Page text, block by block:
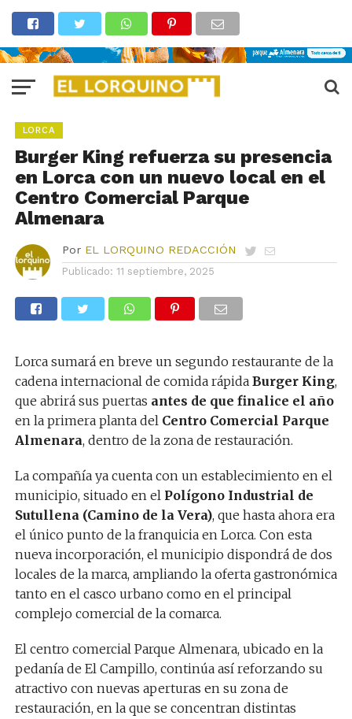
LORCA
Burger King refuerza su presencia
en Lorca con un nuevo local en el
Centro Comercial Parque
Almenara
Por EL LORQUINO REDACCIÓN
Publicado: 11 septiembre, 2025
Lorca sumará en breve un segundo restaurante de la
cadena internacional de comida rápida Burger King,
que abrirá sus puertas antes de que finalice el año
en la primera planta del Centro Comercial Parque
Almenara, dentro de la zona de restauración.
La compañía ya cuenta con un establecimiento en el
municipio, situado en el Polígono Industrial de
Sutullena (Camino de la Vera), que hasta ahora era
el único punto de la franquicia en Lorca. Con esta
nueva incorporación, el municipio dispondrá de dos
locales de la marca, ampliando la oferta gastronómica
tanto en el casco urbano como en el principal
complejo comercial de la comarca.
El centro comercial Parque Almenara, ubicado en la
pedanía de El Campillo, continúa así reforzando su
atractivo con nuevas aperturas en su zona de
restauración, en la que se concentran distintas